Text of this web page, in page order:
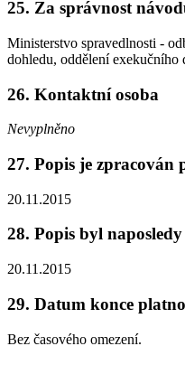
25. Za správnost
Ministerstvo spravedlnosti -
dohledu, oddělení exekučního
26. Kontaktní osoba
Nevyplněno
27. Popis je zpracován
20.11.2015
28. Popis byl
20.11.2015
29. Datum konce
Bez časového omezení.